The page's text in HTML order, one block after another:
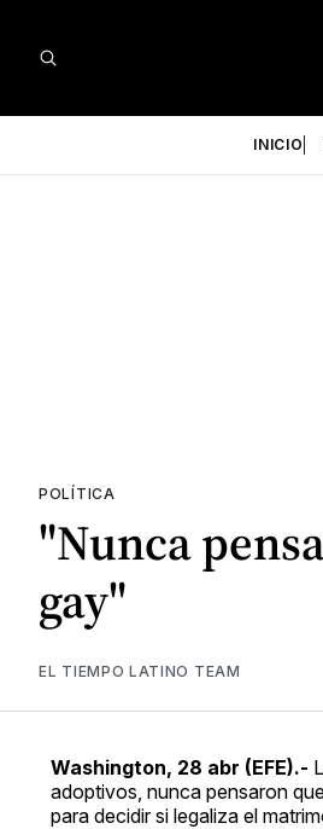
INICIO
POLÍTICA
"Nunca
gay"
EL TIEMPO LATINO TEAM
Washington, 28 abr (EFE).-
adoptivos, nunca pensaron
para decidir si legaliza el